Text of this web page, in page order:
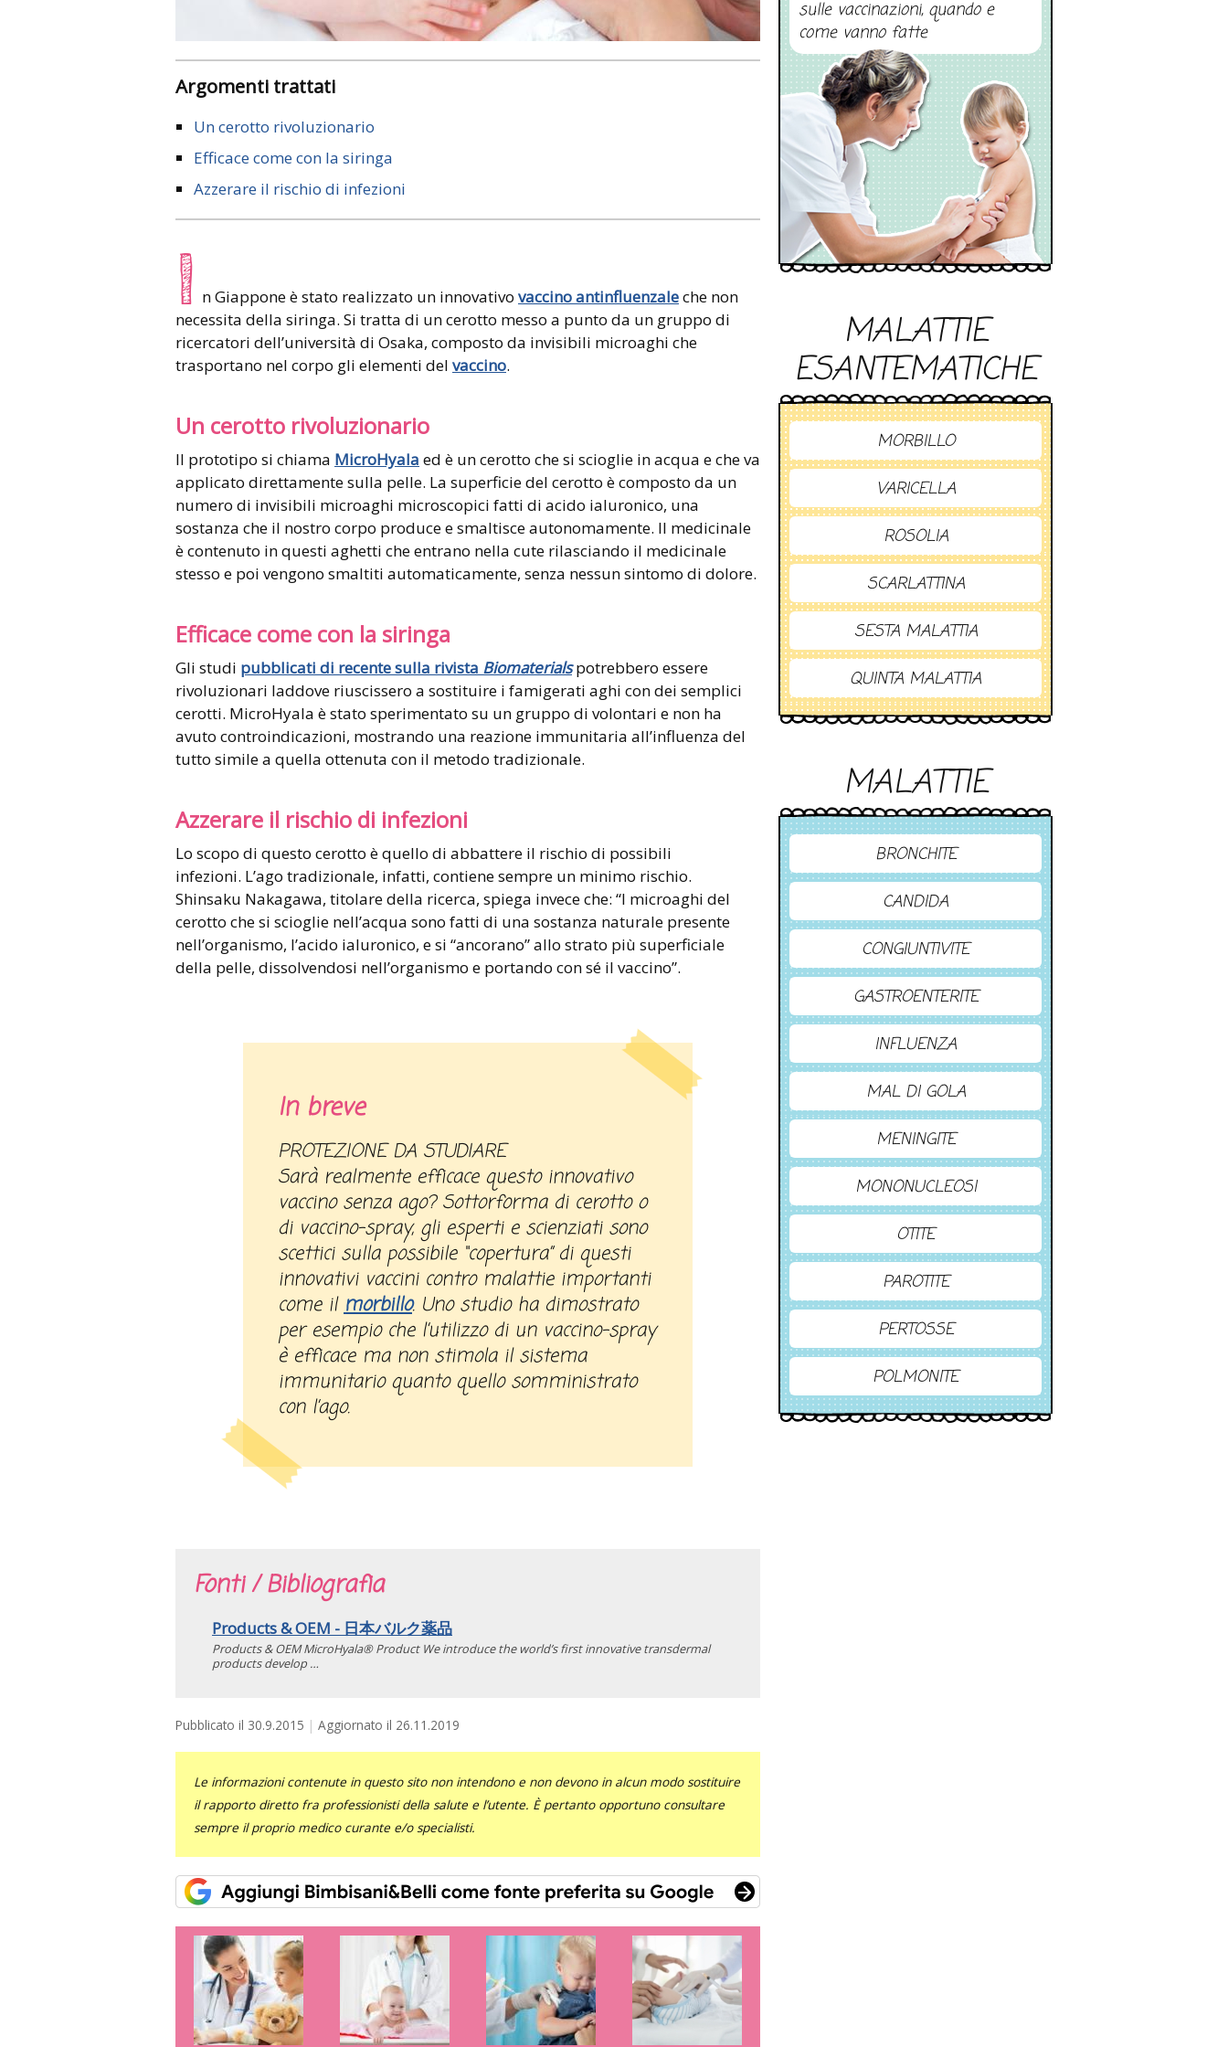
Argomenti trattati
Un cerotto rivoluzionario
Efficace come con la siringa
Azzerare il rischio di infezioni
I n Giappone è stato realizzato un innovativo vaccino antinfluenzaleche non
necessita della siringa. Si tratta di un cerotto messo a punto da un gruppo di
ricercatori dell’università di Osaka, composto da invisibili microaghi che
trasportano nel corpo gli elementi del vaccino.
Un cerotto rivoluzionario
Il prototipo si chiama MicroHyala ed è un cerotto che si scioglie in acqua e che va
applicato direttamente sulla pelle. La superficie del cerotto è composto da un
numero di invisibili microaghi microscopici fatti di acido ialuronico, una
sostanza che il nostro corpo produce e smaltisce autonomamente. Il medicinale
è contenuto in questi aghetti che entrano nella cute rilasciando il medicinale
stesso e poi vengono smaltiti automaticamente, senza nessun sintomo di dolore.
Efficace come con la siringa
Gli studi pubblicati di recente sulla rivista Biomaterialspotrebbero essere
rivoluzionari laddove riuscissero a sostituire i famigerati aghi con dei semplici
cerotti. MicroHyala è stato sperimentato su un gruppo di volontari e non ha
avuto controindicazioni, mostrando una reazione immunitaria all’influenza del
tutto simile a quella ottenuta con il metodo tradizionale.
Azzerare il rischio di infezioni
Lo scopo di questo cerotto è quello di abbattere il rischio di possibili
infezioni. L’ago tradizionale, infatti, contiene sempre un minimo rischio.
Shinsaku Nakagawa, titolare della ricerca, spiega invece che: “I microaghi del
cerotto che si scioglie nell’acqua sono fatti di una sostanza naturale presente
nell’organismo, l’acido ialuronico, e si “ancorano” allo strato più superficiale
della pelle, dissolvendosi nell’organismo e portando con sé il vaccino”.
In breve
PROTEZIONE DA STUDIARE
Sarà realmente efficace questo innovativo
vaccino senza ago? Sottorforma di cerotto o
di vaccino-spray, gli esperti e scienziati sono
scettici sulla possibile “copertura” di questi
innovativi vaccini contro malattie importanti
come ilmorbillo. Uno studio ha dimostrato
per esempio che l’utilizzo di un vaccino-spray
è efficace ma non stimola il sistema
immunitario quanto quello somministrato
con l’ago.
Fonti / Bibliografia
Products & OEM - 日本バルク薬品
Products & OEM MicroHyala® Product We introduce the world’s first innovative transdermal
products develop …
Pubblicato il 30.9.2015 Aggiornato il 26.11.2019
Le informazioni contenute in questo sito non intendono e non devono in alcun modo sostituire
il rapporto diretto fra professionisti della salute e l’utente. È pertanto opportuno consultare
sempre il proprio medico curante e/o specialisti.
sulle vaccinazioni, quando e
come vanno fatte
MALATTIE
ESANTEMATICHE
MORBILLO
VARICELLA
ROSOLIA
SCARLATTINA
SESTA MALATTIA
QUINTA MALATTIA
MALATTIE
BRONCHITE
CANDIDA
CONGIUNTIVITE
GASTROENTERITE
INFLUENZA
MAL DI GOLA
MENINGITE
MONONUCLEOSI
OTITE
PAROTITE
PERTOSSE
POLMONITE